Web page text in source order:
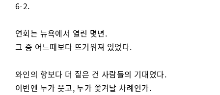
6-2.
연회는 뉴욕에서 열린 몇년.
그 중 어느때보다 뜨거워져 있었다.
와인의 향보다 더 짙은 건 사람들의 기대였다.
이번엔 누가 웃고, 누가 쫓겨날 차례인가.